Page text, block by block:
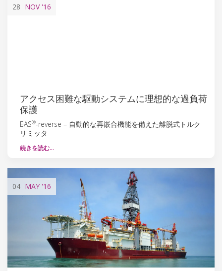
28 NOV'16
アクセス困難な駆動システムに理想的な過負荷
保護
EAS®-reverse – 自動的な再嵌合機能を備えた離脱式トルク
リミッタ
続きを読む…
04 MAY '16